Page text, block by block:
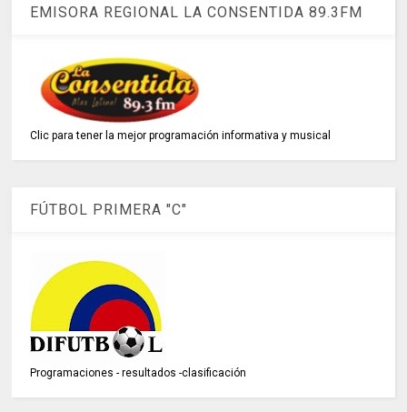
EMISORA REGIONAL LA CONSENTIDA 89.3FM
Clic para tener la mejor programación informativa y musical
FÚTBOL PRIMERA "C"
Programaciones - resultados -clasificación